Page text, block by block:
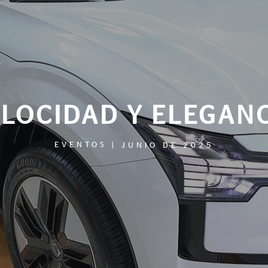
Y
EVENTOS JUNIO DE 2025